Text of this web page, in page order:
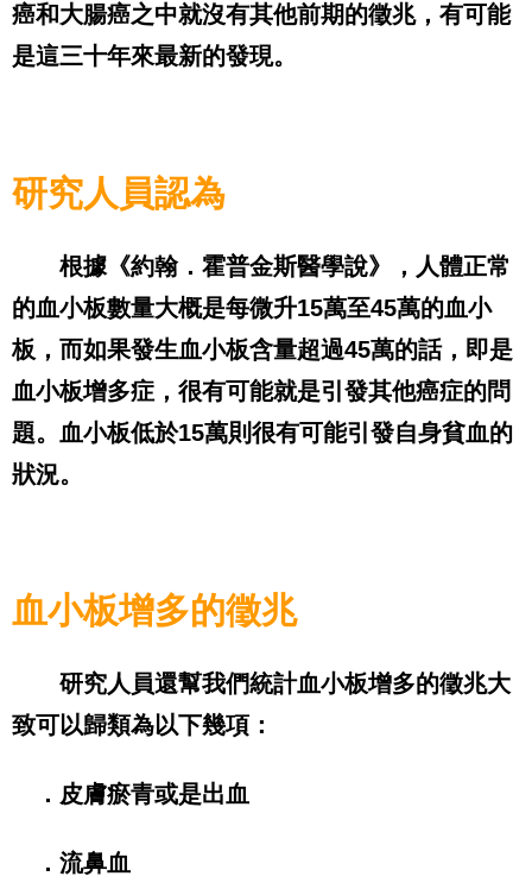
癌和大腸癌之中就沒有其他前期的徵兆，有可能
是這三十年來最新的發現。
研究人員認為
根據《約翰．霍普金斯醫學說》，人體正常
的血小板數量大概是每微升15萬至45萬的血小
板，而如果發生血小板含量超過45萬的話，即是
血小板增多症，很有可能就是引發其他癌症的問
題。血小板低於15萬則很有可能引發自身貧血的
狀況。
血小板增多的徵兆
研究人員還幫我們統計血小板增多的徵兆大
致可以歸類為以下幾項：
．皮膚瘀青或是出血
．流鼻血